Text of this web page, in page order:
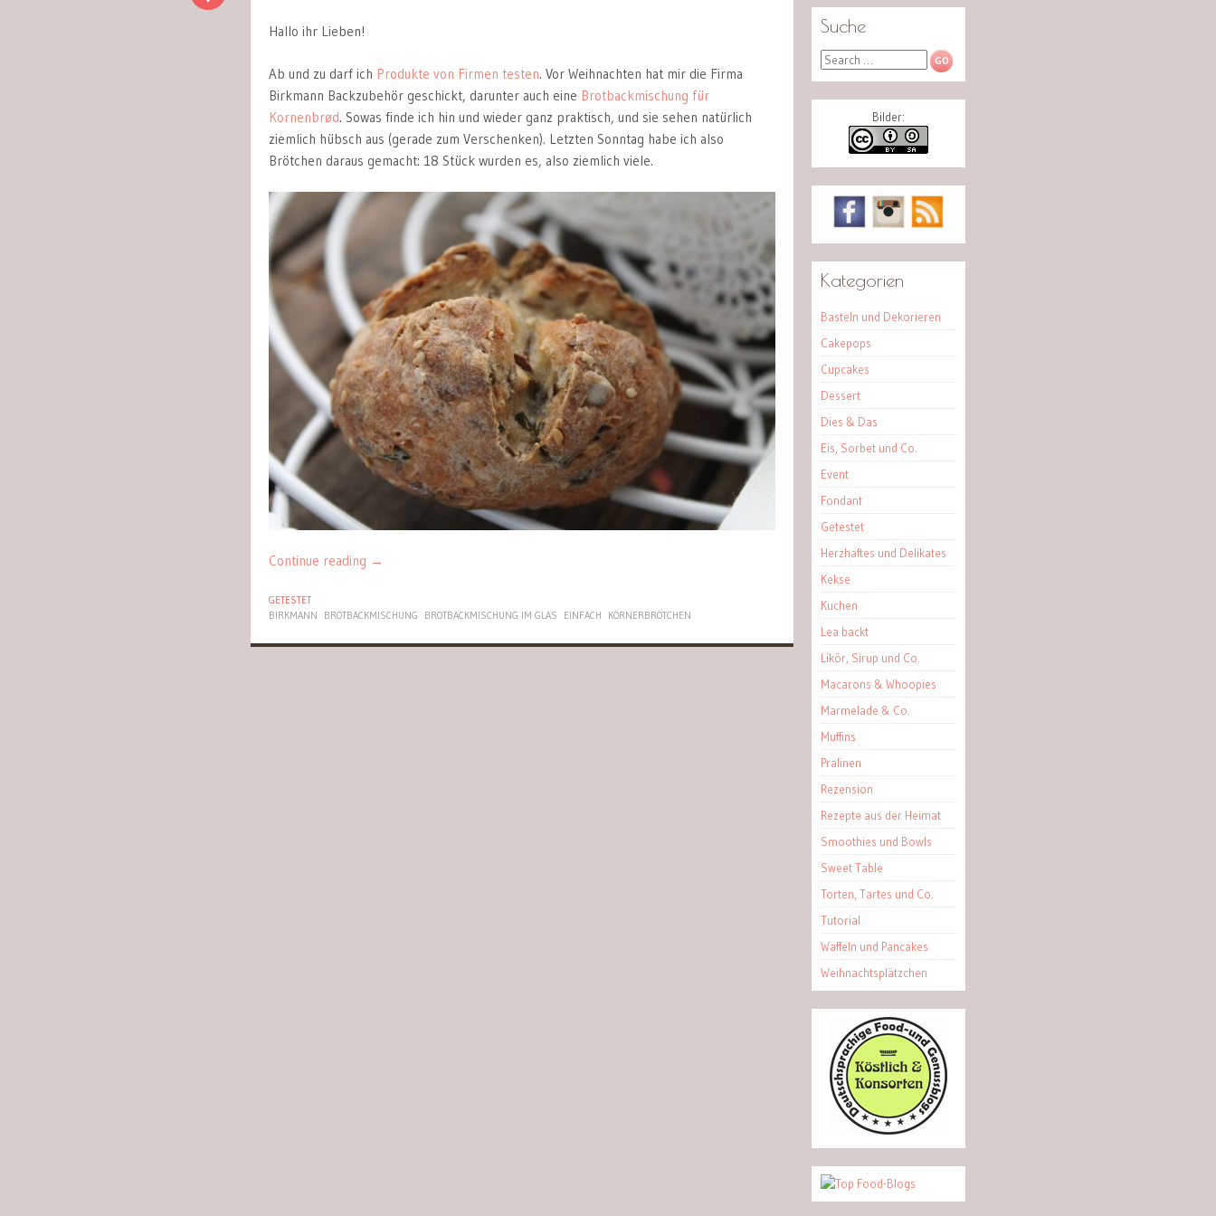
Hallo ihr Lieben!
Ab und zu darf ich Produkte von Firmen testen. Vor Weihnachten hat mir die Firma
Birkmann Backzubehör geschickt, darunter auch eine Brotbackmischung für
Kornenbrød. Sowas finde ich hin und wieder ganz praktisch, und sie sehen natürlich
ziemlich hübsch aus (gerade zum Verschenken). Letzten Sonntag habe ich also
Brötchen daraus gemacht: 18 Stück wurden es, also ziemlich viele.
Continue reading →
GETESTET
BIRKMANN
BROTBACKMISCHUNG BROTBACKMISCHUNG IM GLAS EINFACH KÖRNERBRÖTCHEN
Suche
Search
Bilder:
Kategorien
Basteln und Dekorieren
Cakepops
Cupcakes
Dessert
Dies & Das
Eis, Sorbet und Co.
Event
Fondant
Getestet
Herzhaftes und Delikates
Kekse
Kuchen
Lea backt
Likör, Sirup und Co.
Macarons & Whoopies
Marmelade & Co.
Muffins
Pralinen
Rezension
Rezepte aus der Heimat
Smoothies und Bowls
Sweet Table
Torten, Tartes und Co.
Tutorial
Waffeln und Pancakes
Weihnachtsplätzchen